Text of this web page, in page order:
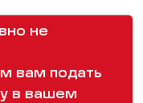
не
вам подать
в вашем